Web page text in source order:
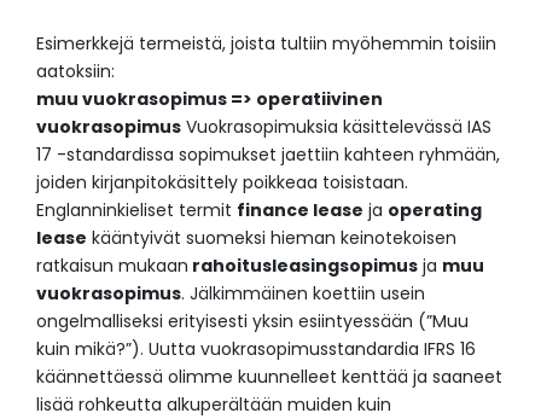
Esimerkkejä termeistä, joista tultiin myöhemmin toisiin
aatoksiin:
muu vuokrasopimus => operatiivinen
vuokrasopimus Vuokrasopimuksia käsittelevässä IAS
17 -standardissa sopimukset jaettiin kahteen ryhmään,
joiden kirjanpitokäsittely poikkeaa toisistaan.
Englanninkieliset termit finance lease ja operating
lease kääntyivät suomeksi hieman keinotekoisen
ratkaisun mukaan rahoitusleasingsopimus ja muu
vuokrasopimus. Jälkimmäinen koettiin usein
ongelmalliseksi erityisesti yksin esiintyessään (”Muu
kuin mikä?”). Uutta vuokrasopimusstandardia IFRS 16
käännettäessä olimme kuunnelleet kenttää ja saaneet
lisää rohkeutta alkuperältään muiden kuin